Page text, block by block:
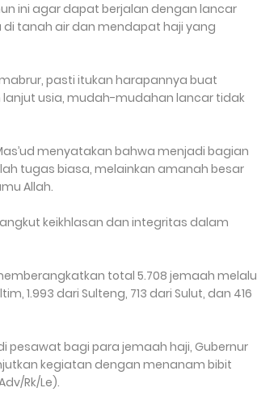
ini agar dapat berjalan dengan lancar
tanah air dan mendapat haji yang
pasti itukan harapannya buat
usia, mudah-mudahan lancar tidak
menyatakan bahwa menjadi bagian
tugas biasa, melainkan amanah besar
Allah.
keikhlasan dan integritas dalam
total 5.708 jemaah
1.993 dari Sulteng, 713 dari Sulut, dan 416
pesawat bagi para jemaah haji, Gubernur
kegiatan dengan menanam bibit
Rk/Le).